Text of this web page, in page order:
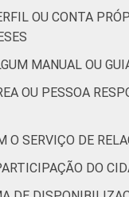
OU CONTA
MANUAL OU
OU PESSOA
O SERVIÇO DE
DO